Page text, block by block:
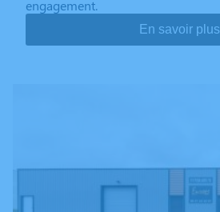
engagement.
En savoir plus